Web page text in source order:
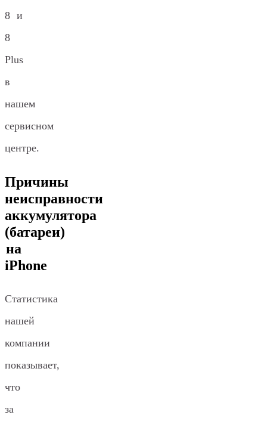
8 и
8
Plus
в
нашем
сервисном
центре.
Причины
неисправности
аккумулятора
(батареи)
на
iPhone
Статистика
нашей
компании
показывает,
что
за